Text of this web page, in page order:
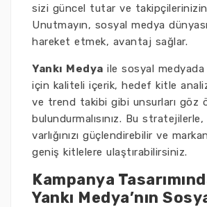
sizi güncel tutar ve
Unutmayın, sosyal medya
hareket etmek, avantaj sağlar.
Yankı Medya ile sosyal
için kaliteli içerik, hedef kitle
ve trend takibi gibi unsurları göz
bulundurmalısınız. Bu
varlığınızı güçlendirebilir ve
geniş kitlelere ulaştırabilirsiniz.
Kampanya
Yankı Medya’nın